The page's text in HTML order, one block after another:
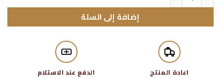
إضافة إلى السلة
اعادة المنتج الدفع عند الاستلام